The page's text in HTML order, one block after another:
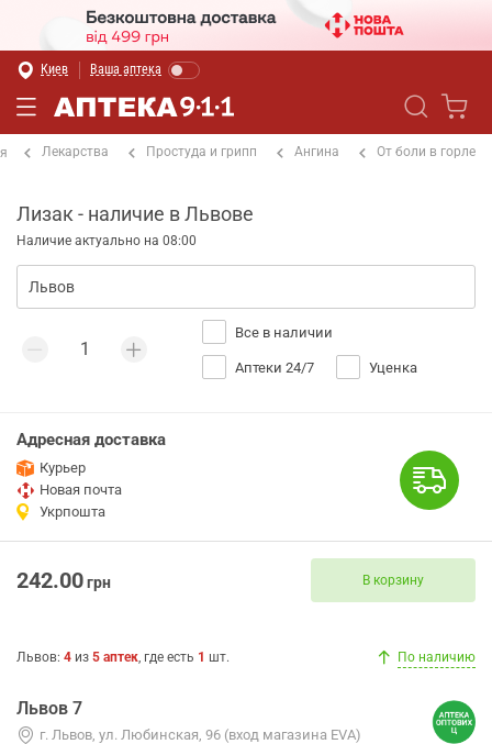
Киев Ваша аптека
Лекарства Простуда и грипп Ангина От боли в горле
Лизак - наличие в Львове
Наличие актуально на 08:00
Все в наличии
Аптеки 24/7 Уценка
Адресная доставка
Курьер
Новая почта
Укрпошта
242.00грн В корзину
Львов: 4 из 5 аптек, где есть 1 шт. По наличию
Львов 7
г. Львов, ул. Любинская, 96 (вход магазина EVA)